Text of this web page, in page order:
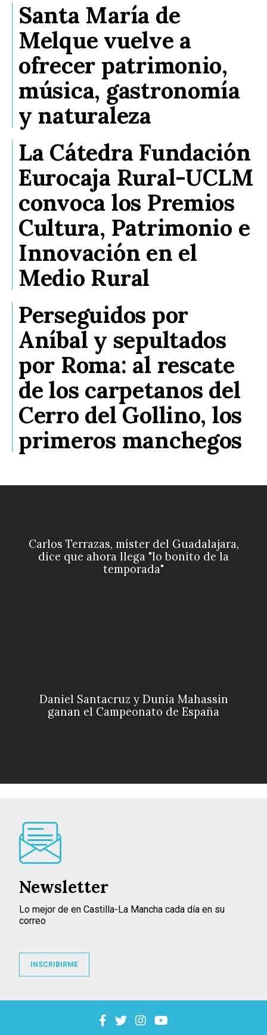
Santa María de
Melque vuelve a
ofrecer patrimonio,
música, gastronomía
y naturaleza
La Cátedra Fundación
Eurocaja Rural-UCLM
convoca los Premios
Cultura, Patrimonio e
Innovación en el
Medio Rural
Perseguidos por
Aníbal y sepultados
por Roma: al rescate
de los carpetanos del
Cerro del Gollino, los
primeros manchegos
Carlos Terrazas, míster del Guadalajara,
dice que ahora llega "lo bonito de la
temporada"
Daniel Santacruz y Dunia Mahassin
ganan el Campeonato de España
Newsletter
Lo mejor de en Castilla-La Mancha cada día en su
correo
INSCRIBIRME